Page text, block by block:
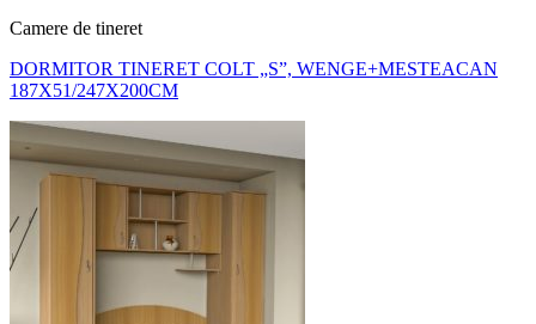
Camere de tineret
DORMITOR TINERET COLT „S”, WENGE+MESTEACAN
187X51/247X200CM